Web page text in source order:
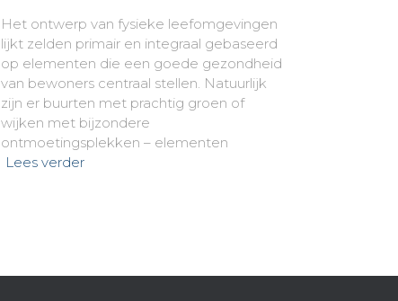
Het ontwerp van fysieke leefomgevingen
lijkt zelden primair en integraal gebaseerd
op elementen die een goede gezondheid
van bewoners centraal stellen. Natuurlijk
zijn er buurten met prachtig groen of
wijken met bijzondere
ontmoetingsplekken – elementen
Lees verder